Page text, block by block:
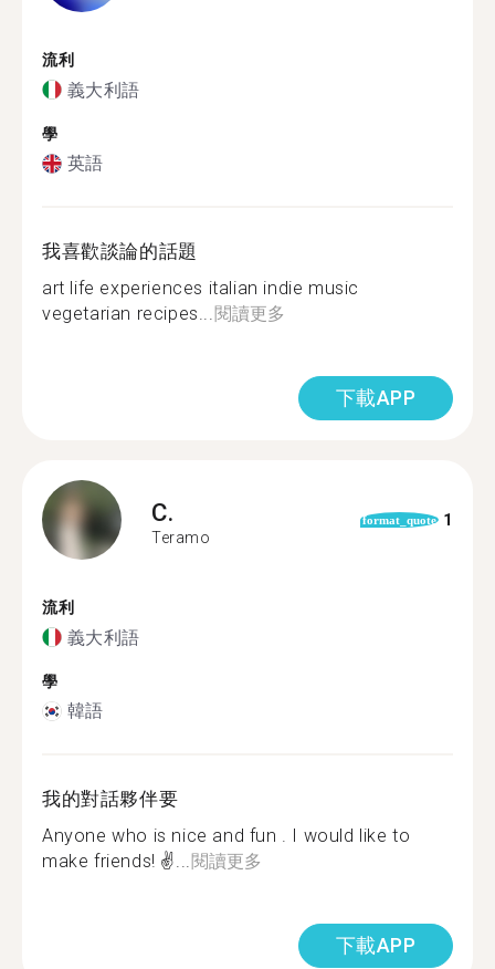
流利
義大利語
學
英語
我喜歡談論的話題
art life experiences italian indie music
vegetarian recipes...閱讀更多
下載APP
C.
Teramo
format_quote 1
流利
義大利語
學
韓語
我的對話夥伴要
Anyone who is nice and fun . I would like to
make friends! ✌...閱讀更多
下載APP